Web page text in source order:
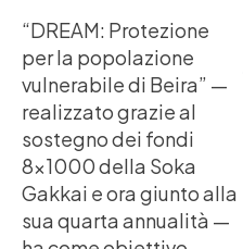
“DREAM: Protezione
per la popolazione
vulnerabile di Beira” —
realizzato grazie al
sostegno dei fondi
8×1000 della Soka
Gakkai e ora giunto alla
sua quarta annualità —